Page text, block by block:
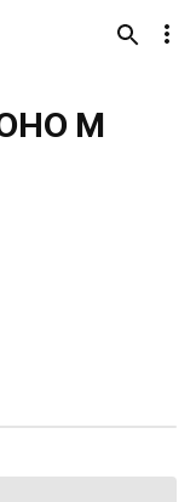
NGUVU YA ROHO M